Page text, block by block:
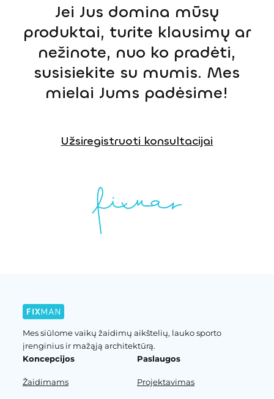
Jei Jus domina mūsų
produktai, turite klausimų ar
nežinote, nuo ko pradėti,
susisiekite su mumis. Mes
mielai Jums padėsime!
Užsiregistruoti konsultacijai
Mes siūlome vaikų žaidimų aikštelių, lauko sporto
įrenginius ir mažąją architektūrą.
Koncepcijos
Žaidimams
Paslaugos
Projektavimas